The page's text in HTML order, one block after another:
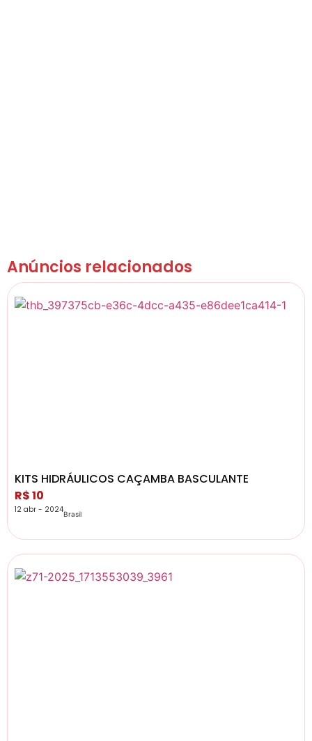
Anúncios relacionados
KITS HIDRÁULICOS CAÇAMBA BASCULANTE
R$ 10
12 abr - 2024Brasil